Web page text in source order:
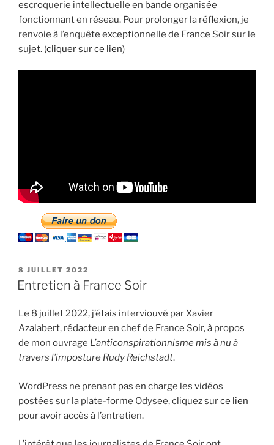
escroquerie intellectuelle en bande organisée
fonctionnant en réseau. Pour prolonger la réflexion, je
renvoie à l’enquête exceptionnelle de France Soir sur le
sujet. (cliquer sur ce lien)
PUBLIÉ
LE
8 JUILLET 2022
Entretien à France Soir
Le 8 juillet 2022, j’étais interviouvé par Xavier
Azalabert, rédacteur en chef de France Soir, à propos
de mon ouvrage L’anticonspirationnisme mis à nu à
travers l’imposture Rudy Reichstadt.
WordPress ne prenant pas en charge les vidéos
postées sur la plate-forme Odysee, cliquez surce lien
pour avoir accès à l’entretien.